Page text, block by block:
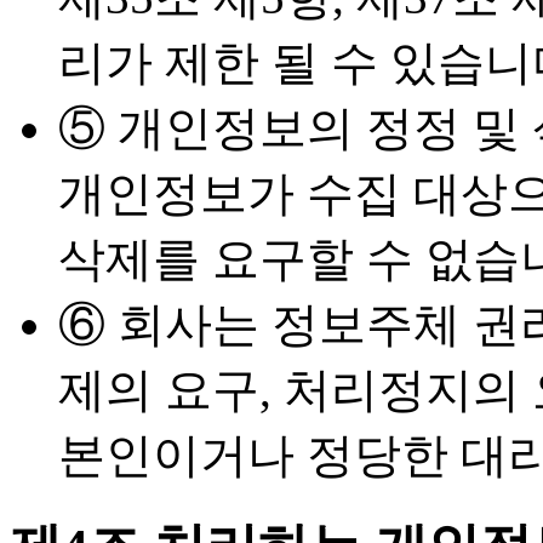
리가 제한 될 수 있습니
⑤ 개인정보의 정정 및
개인정보가 수집 대상
삭제를 요구할 수 없습
⑥ 회사는 정보주체 권
제의 요구, 처리정지의
본인이거나 정당한 대